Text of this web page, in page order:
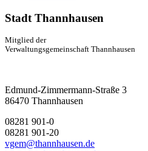
Stadt Thannhausen
Mitglied der
Verwaltungsgemeinschaft Thannhausen
Edmund-Zimmermann-Straße 3
86470 Thannhausen
08281 901-0
08281 901-20
vgem@thannhausen.de